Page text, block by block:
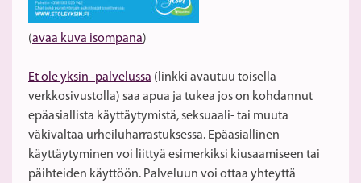
(avaa kuva isompana)
Et ole yksin -palvelussa (linkki avautuu toisella
verkkosivustolla) saa apua ja tukea jos on kohdannut
epäasiallista käyttäytymistä, seksuaali- tai muuta
väkivaltaa urheiluharrastuksessa. Epäasiallinen
käyttäytyminen voi liittyä esimerkiksi kiusaamiseen tai
päihteiden käyttöön. Palveluun voi ottaa yhteyttä